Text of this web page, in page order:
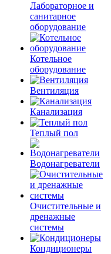
Лабораторное и
санитарное
оборудование
Котельное
оборудование
Вентиляция
Канализация
Теплый пол
Водонагреватели
Очистительные и
дренажные
системы
Кондиционеры